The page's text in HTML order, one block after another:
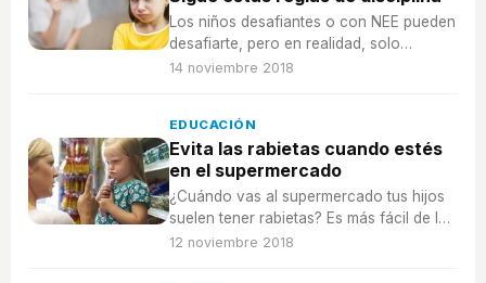
Los niños desafiantes o con NEE pueden
desafiarte, pero en realidad, solo
necesitan una guía diferente para
14 noviembre 2018
EDUCACIÓN
Evita las rabietas cuando estés
en el supermercado
¿Cuándo vas al supermercado tus hijos
suelen tener rabietas? Es más fácil de lo
que parece evitarlas y comprar con
12 noviembre 2018